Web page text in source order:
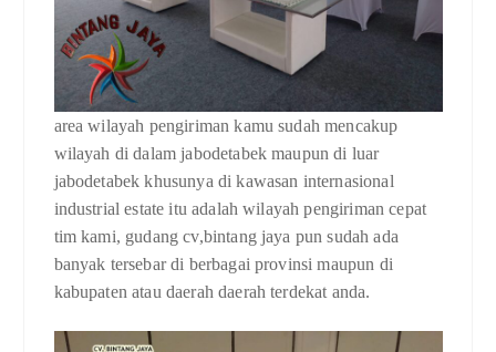
area wilayah pengiriman kamu sudah mencakup
wilayah di dalam jabodetabek maupun di luar
jabodetabek khusunya di kawasan internasional
industrial estate itu adalah wilayah pengiriman cepat
tim kami, gudang cv,bintang jaya pun sudah ada
banyak tersebar di berbagai provinsi maupun di
kabupaten atau daerah daerah terdekat anda.